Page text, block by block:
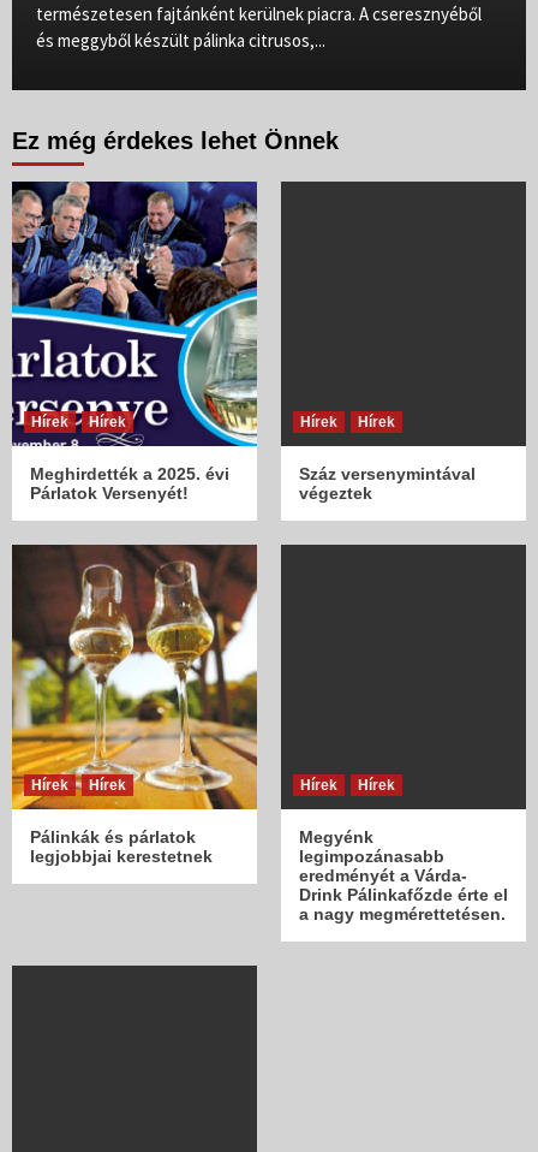
természetesen fajtánként kerülnek piacra. A cseresznyéből
és meggyből készült pálinka citrusos,...
Ez még érdekes lehet Önnek
Hírek Hírek
Meghirdették a 2025. évi
Párlatok Versenyét!
Hírek Hírek
Száz versenymintával
végeztek
Hírek Hírek
Pálinkák és párlatok
legjobbjai kerestetnek
Hírek Hírek
Megyénk
legimpozánasabb
eredményét a Várda-
Drink Pálinkafőzde érte el
a nagy megmérettetésen.